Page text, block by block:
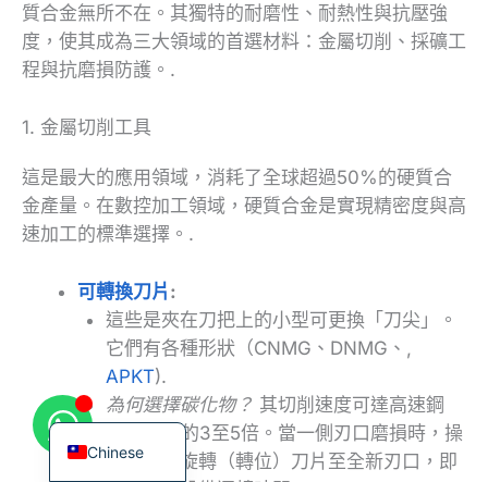
質合金無所不在。其獨特的耐磨性、耐熱性與抗壓強
度，使其成為三大領域的首選材料：金屬切削、採礦工
程與抗磨損防護。.
1. 金屬切削工具
這是最大的應用領域，消耗了全球超過50%的硬質合
金產量。在數控加工領域，硬質合金是實現精密度與高
速加工的標準選擇。.
可轉換刀片 :
這些是夾在刀把上的小型可更換「刀尖」。
它們有各種形狀（CNMG、DNMG、,
APKT).
為何選擇碳化物？ 其切削速度可達高速鋼
（HSS）的3至5倍。當一側刃口磨損時，操
作員只需旋轉（轉位）刀片至全新刃口，即
Chinese
English
Turkish
Spanish
Italian
Japanese
German
French
Korean